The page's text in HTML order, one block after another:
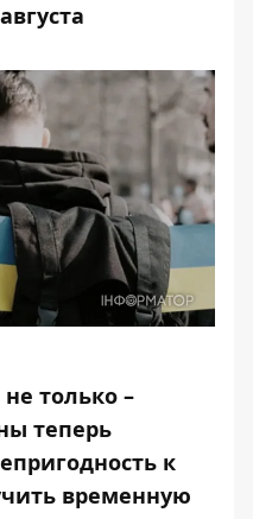
только –
теперь
к
временную